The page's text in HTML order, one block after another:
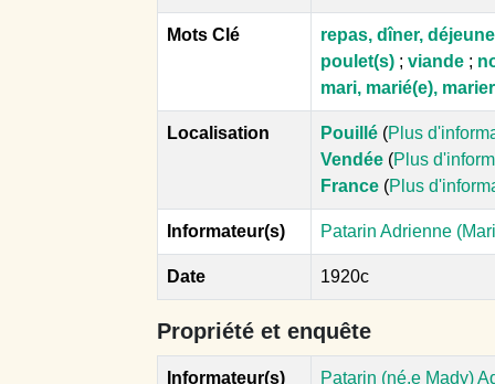
Mots Clé
repas, dîner,
poulet(s) ; viande ;
mari, marié(e), marier
Localisation Pouillé (Plus
Vendée (Plus
France (Plus
Informateur(s) Patarin Adrienne
Date 1920c
Propriété et enquête
Informateur(s) Patarin (né.e Mady)